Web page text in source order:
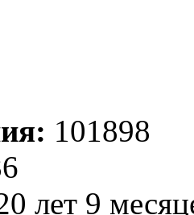
101898
лет 9